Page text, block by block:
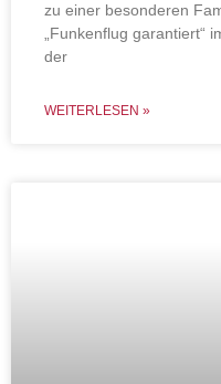
zu einer besonderen
„Funkenflug garantiert“
der
WEITERLESEN »